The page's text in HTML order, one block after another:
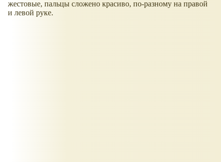
жестовые, пальцы сложено красиво, по-разному на правой
и левой руке.